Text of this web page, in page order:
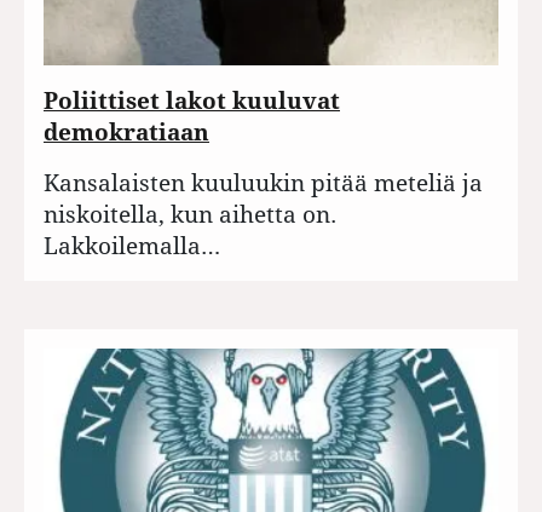
Poliittiset lakot kuuluvat
demokratiaan
Kansalaisten kuuluukin pitää meteliä ja
niskoitella, kun aihetta on.
Lakkoilemalla…